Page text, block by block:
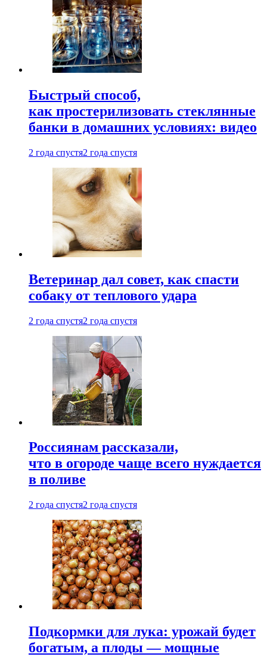
Быстрый способ,
как простерилизовать стеклянные
банки в домашних условиях: видео
2 года спустя2 года спустя
Ветеринар дал совет, как спасти
собаку от теплового удара
2 года спустя2 года спустя
Россиянам рассказали,
что в огороде чаще всего нуждается
в поливе
2 года спустя2 года спустя
Подкормки для лука: урожай будет
богатым, а плоды — мощные